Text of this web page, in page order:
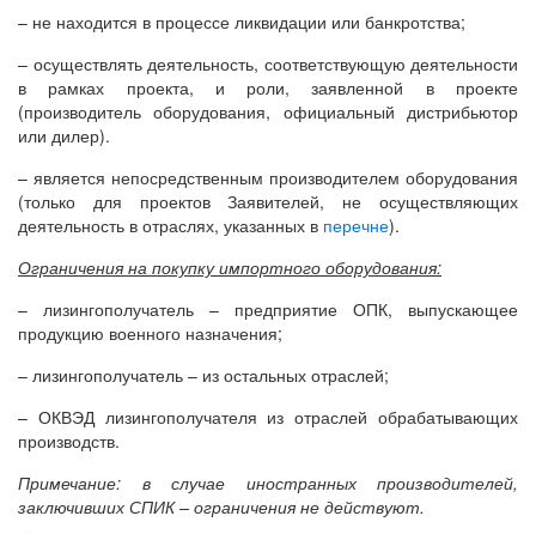
– не находится в процессе ликвидации или банкротства;
– осуществлять деятельность, соответствующую деятельности
в рамках проекта, и роли, заявленной в проекте
(производитель оборудования, официальный дистрибьютор
или дилер).
– является непосредственным производителем оборудования
(только для проектов Заявителей, не осуществляющих
деятельность в отраслях, указанных в перечне).
Ограничения на покупку импортного оборудования:
– лизингополучатель – предприятие ОПК, выпускающее
продукцию военного назначения;
– лизингополучатель – из остальных отраслей;
– ОКВЭД лизингополучателя из отраслей обрабатывающих
производств.
Примечание: в случае иностранных производителей,
заключивших СПИК – ограничения не действуют.